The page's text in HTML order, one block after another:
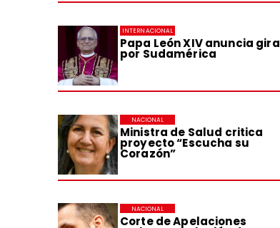
Papa León XIV anuncia gira
por Sudamérica
INTERNACIONAL
Ministra de Salud critica
proyecto “Escucha su
Corazón”
NACIONAL
Corte de Apelaciones
NACIONAL